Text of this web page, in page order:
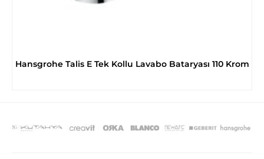
Hansgrohe Talis E Tek Kollu Lavabo Bataryası 110 Krom